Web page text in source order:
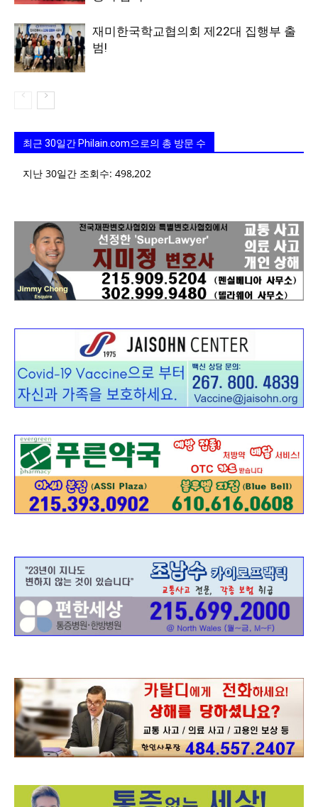
재미한국학교협의회 제22대 집행부 출
범!
최근 30일간 Philain.com으로의 총 방문 수
지난 30일간 조회수: 498,202